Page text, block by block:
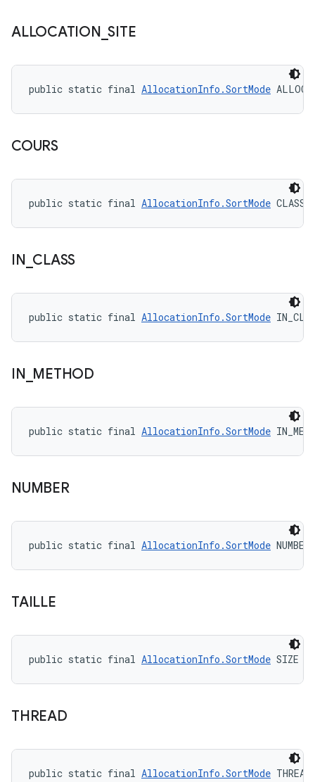
ALLOCATION _SITE
public static final AllocationInfo.SortMode
COURS
public static final AllocationInfo.SortMode CLASS
IN CLASS
public static final AllocationInfo.SortMode
IN METHOD
public static final AllocationInfo.SortMode
NUMBER
public static final AllocationInfo.SortMode NUMBER
TAILLE
public static final AllocationInfo.SortMode SIZE
THREAD
public static final AllocationInfo.SortMode THREAD